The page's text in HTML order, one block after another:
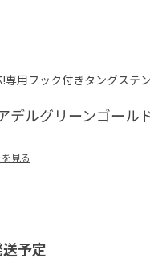
用フック付きタングステ
デルグリーンゴール
見る
予定